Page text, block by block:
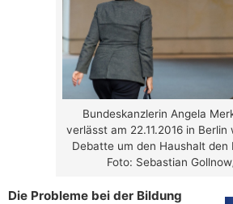
Bundeskanzlerin Angela
verlässt am 22.11.2016 in Berlin
Debatte um den Haushalt den
Foto: Sebastian
Die Probleme bei der Bildung